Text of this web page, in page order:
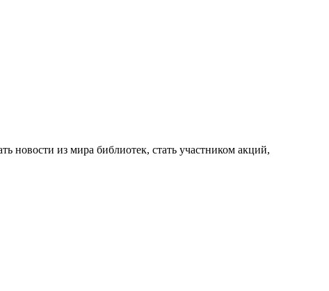
новости из мира библиотек, стать участником акций,